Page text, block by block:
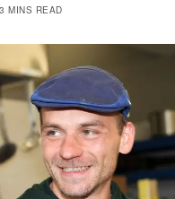
3 MINS READ